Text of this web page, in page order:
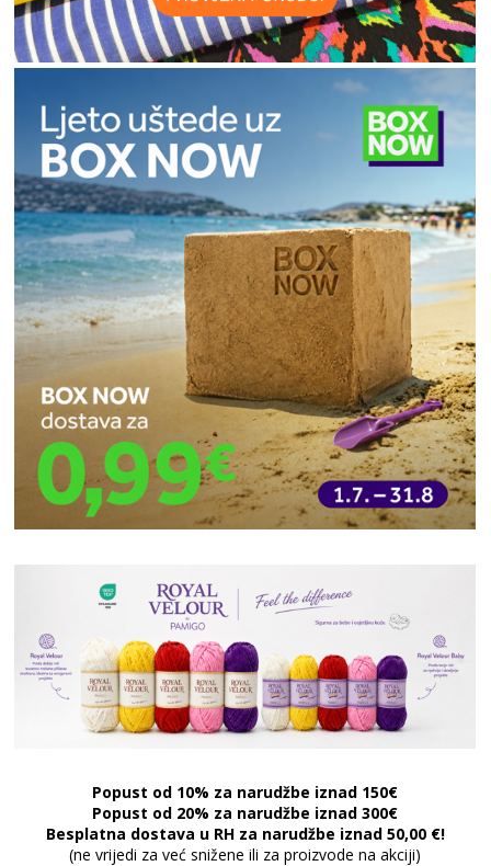
Popust od 10% za narudžbe iznad 150€
Popust od 20% za narudžbe iznad 300€
Besplatna dostava u RH za narudžbe iznad 50,00 €!
(ne vrijedi za već snižene ili za proizvode na akciji)